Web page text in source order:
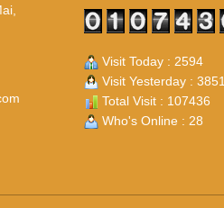
Visit Today : 2594
Visit Yesterday : 3851
Total Visit : 107436
Who's Online : 28